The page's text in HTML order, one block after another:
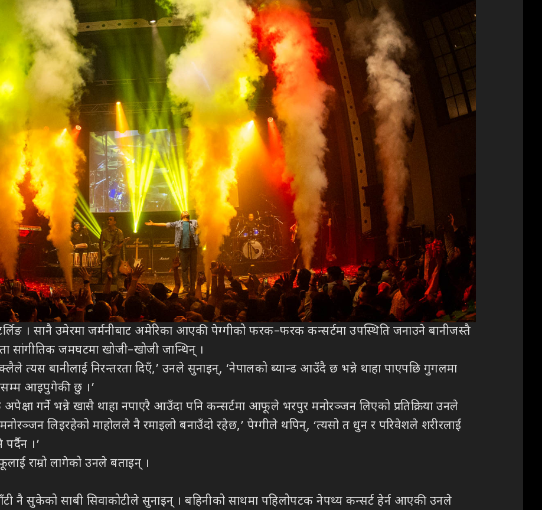
। सानै उमेरमा जर्मनीबाट अमेरिका आएकी पेग्गीको फरक–फरक कन्सर्टमा उपस्थिति जनाउने बानीजस्तै
सांगीतिक जमघटमा खोजी–खोजी जान्थिन् ।
त्यस बानीलाई निरन्तरता दिएँ,’ उनले सुनाइन्, ‘नेपालको ब्यान्ड आउँदै छ भन्ने थाहा पाएपछि गुगलमा
आइपुगेकी छु ।’
गर्ने भन्ने खासै थाहा नपाएरै आउँदा पनि कन्सर्टमा आफूले भरपुर मनोरञ्जन लिएको प्रतिक्रिया उनले
लिइरहेको माहोलले नै रमाइलो बनाउँदो रहेछ,’ पेग्गीले थपिन्, ‘त्यसो त धुन र परिवेशले शरीरलाई
।’
राम्रो लागेको उनले बताइन् ।
नै सुकेको साबी सिवाकोटीले सुनाइन् । बहिनीको साथमा पहिलोपटक नेपथ्य कन्सर्ट हेर्न आएकी उनले